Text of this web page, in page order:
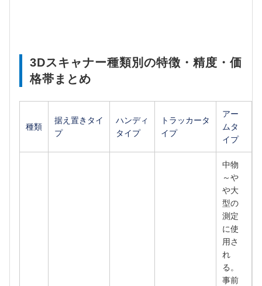
3Dスキャナー種類別の特徴・精度・価
格帯まとめ
種類
据え置きタイ
プ
ハンディ
タイプ
トラッカータ
イプ
アー
ムタ
イプ
中物
～や
や大
型の
測定
に使
用さ
れ
る。
事前